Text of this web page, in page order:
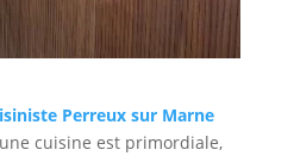
Perreux sur Marne
cuisine est primordiale,